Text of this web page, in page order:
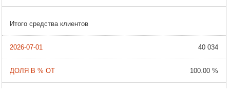
Итого средства клиентов
40 034
100.00 %